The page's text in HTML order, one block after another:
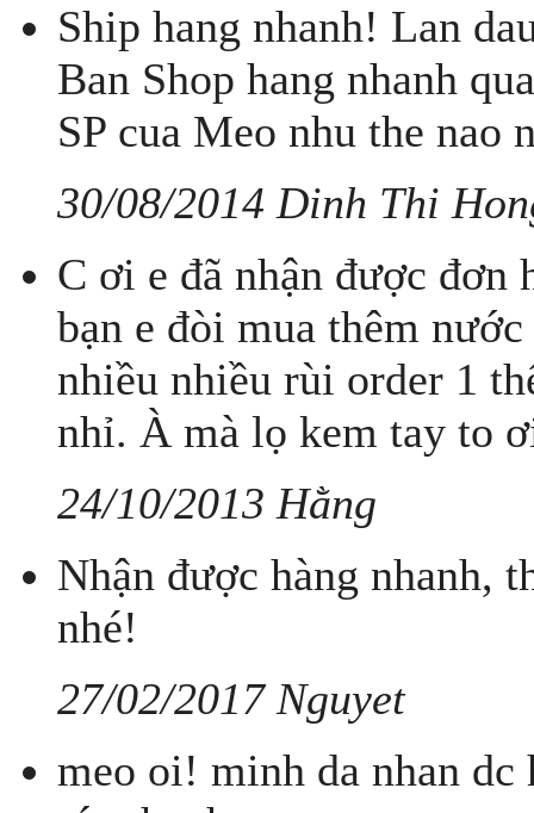
Ship hang nhanh! Lan
Ban Shop hang nhanh
SP cua Meo nhu the nao
30/08/2014 Dinh Thi
C ơi e đã nhận được đơn
bạn e đòi mua thêm
nhiều nhiều rùi order 1
nhỉ. À mà lọ kem tay to
24/10/2013 Hằng
Nhận được hàng nhanh,
nhé!
27/02/2017 Nguyet
meo oi! minh da nhan dc